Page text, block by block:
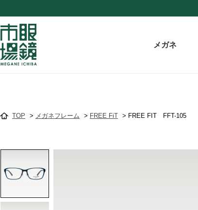
メガネ
TOP > メガネフレーム > FREE FiT > FREE FIT FFT-105